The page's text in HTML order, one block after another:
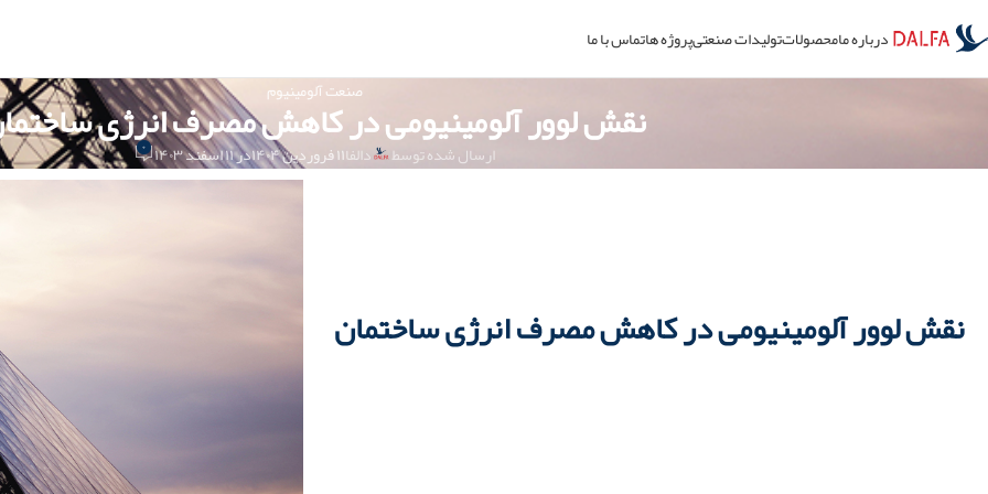
درباره مامحصولاتتولیدات صنعتیپروژه هاتماس با ما
صنعت آلومینیوم
نقش لوور آلومینیومی در کاهش مصرف انرژی
ارسال شده توسط دالفا۱۱ فروردین ۱۴۰۴ در ۱۱ اسفند ۱۴۰۳ ۰
نقش لوور آلومینیومی در کاهش مصرف انرژی ساختمان